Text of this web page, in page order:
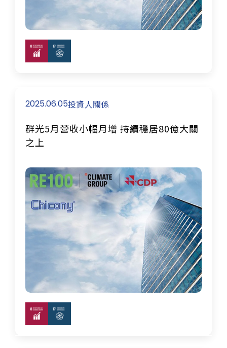
2025.06.05投資人關係
群光5月營收小幅月增 持續穩居80億大關
之上